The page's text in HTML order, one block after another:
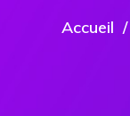
Accueil